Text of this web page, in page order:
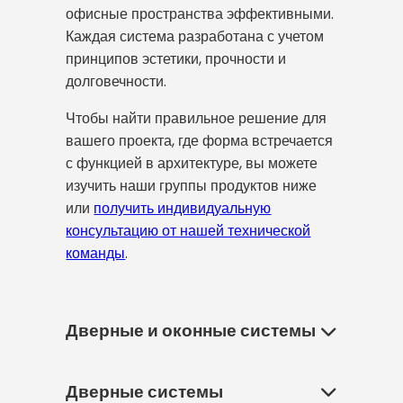
офисные пространства эффективными.
Каждая система разработана с учетом
принципов эстетики, прочности и
долговечности.
Чтобы найти правильное решение для
вашего проекта, где форма встречается
с функцией в архитектуре, вы можете
изучить наши группы продуктов ниже
или получить индивидуальную
консультацию от нашей технической
команды.
Дверные и оконные системы
Дверные и оконные системы — это
Дверные системы